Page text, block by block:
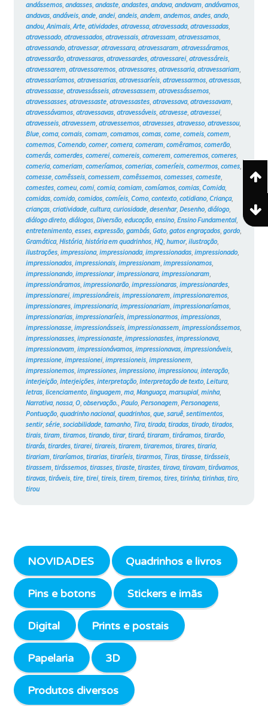
andássemos, andasses, andaste, andastes, andava, andavam, andávamos,
andavas, andáveis, ande, andei, andeis, andem, andemos, andes, ando,
andou, Animais, Arte, atividades, atravessa, atravessada, atravessadas,
atravessado, atravessados, atravessais, atravessam, atravessamos,
atravessando, atravessar, atravessara, atravessaram, atravessáramos,
atravessarão, atravessaras, atravessardes, atravessarei, atravessáreis,
atravessarem, atravessaremos, atravessares, atravessaria, atravessariam,
atravessaríamos, atravessarias, atravessaríeis, atravessarmos, atravessas,
atravessasse, atravessásseis, atravessassem, atravessássemos,
atravessasses, atravessaste, atravessastes, atravessava, atravessavam,
atravessávamos, atravessavas, atravessáveis, atravesse, atravessei,
atravesseis, atravessem, atravessemos, atravesses, atravesso, atravessou,
Blue, coma, comais, comam, comamos, comas, come, comeis, comem,
comemos, Comendo, comer, comera, comeram, comêramos, comerão,
comerás, comerdes, comerei, comereis, comerem, comeremos, comeres,
comeria, comeriam, comeríamos, comerias, comeríeis, comermos, comes,
comesse, comêsseis, comessem, comêssemos, comesses, comeste,
comestes, comeu, comi, comia, comiam, comíamos, comias, Comida,
comidas, comido, comidos, comíeis, Como, contexto, cotidiano, Criança,
crianças, criatividade, cultura, curiosidade, desenhar, Desenho, diálogo,
diálogo direto, diálogos, Diversão, educação, ensino, Ensino Fundamental,
entretenimento, esses, expressão, gambás, Gato, gatos engraçados, gordo,
Gramática, História, história em quadrinhos, HQ, humor, ilustração,
ilustrações, impressiona, impressionada, impressionadas, impressionado,
impressionados, impressionais, impressionam, impressionamos,
impressionando, impressionar, impressionara, impressionaram,
impressionáramos, impressionarão, impressionaras, impressionardes,
impressionarei, impressionáreis, impressionarem, impressionaremos,
impressionares, impressionaria, impressionariam, impressionaríamos,
impressionarias, impressionaríeis, impressionarmos, impressionas,
impressionasse, impressionásseis, impressionassem, impressionássemos,
impressionasses, impressionaste, impressionastes, impressionava,
impressionavam, impressionávamos, impressionavas, impressionáveis,
impressione, impressionei, impressioneis, impressionem,
impressionemos, impressiones, impressiono, impressionou, interação,
interjeição, Interjeições, interpretação, Interpretação de texto, Leitura,
letras, licenciamento, linguagem, ma, Manguaça, marsupial, minha,
Narrativa, nossa, O, observação. Paulo, Personagem, Personagens,
Pontuação, quadrinho nacional, quadrinhos, que, saruê, sentimentos,
sentir, série, sociabilidade, tamanho, Tira, tirada, tiradas, tirado, tirados,
tirais, tiram, tiramos, tirando, tirar, tirará, tiraram, tiráramos, tirarão,
tirarás, tirardes, tirarei, tirareis, tirarem, tiraremos, tirares, tiraria,
tirariam, tiraríamos, tirarias, tiraríeis, tirarmos, Tiras, tirasse, tirásseis,
tirassem, tirássemos, tirasses, tiraste, tirastes, tirava, tiravam, tirávamos,
tiravas, tiráveis, tire, tirei, tireis, tirem, tiremos, tires, tirinha, tirinhas, tiro,
tirou
NOVIDADES Quadrinhos e livros
Pins e botons Stickers e imãs
Digital Prints e postais
Papelaria 3D
Produtos diversos